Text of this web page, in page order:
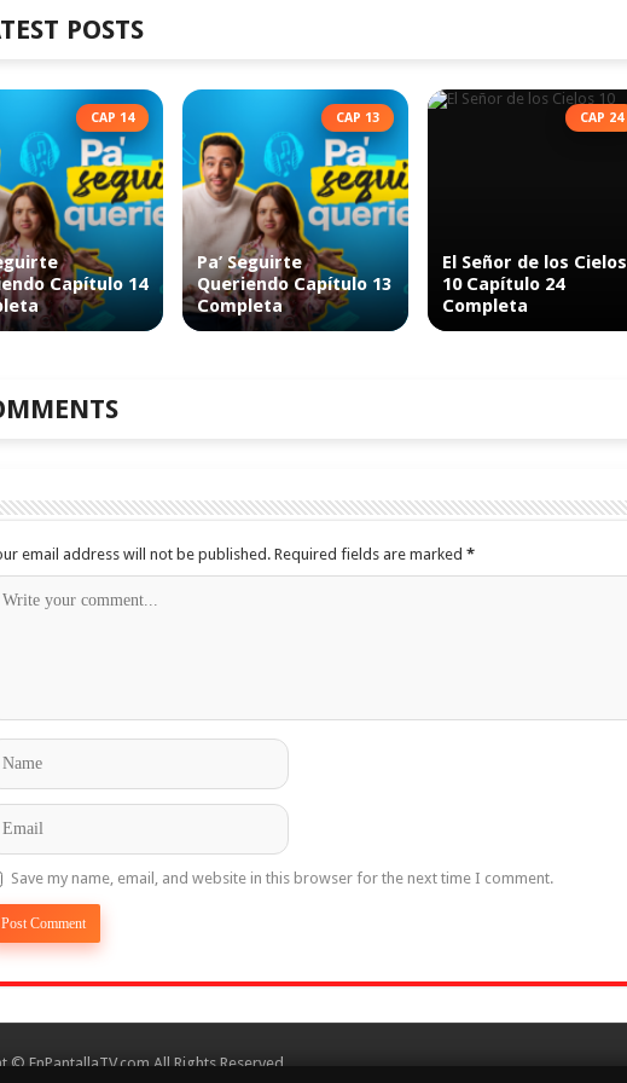
POSTS
CAP 14
Capítulo 14
CAP 13
Pa’ Seguirte
Queriendo Capítulo 13
Completa
CAP 24
El Señor de los Cielos
10 Capítulo 24
Completa
email address will not be published. Required fields are marked *
Save my name, email, and website in this browser for the next time I comment.
© EnPantallaTV.com All Rights Reserved.